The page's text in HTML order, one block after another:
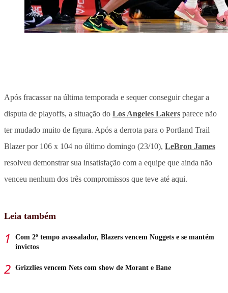
Após fracassar na última temporada e sequer conseguir chegar a
disputa de playoffs, a situação do Los Angeles Lakers parece não
ter mudado muito de figura. Após a derrota para o Portland Trail
Blazer por 106 x 104 no último domingo (23/10), LeBron James
resolveu demonstrar sua insatisfação com a equipe que ainda não
venceu nenhum dos três compromissos que teve até aqui.
Leia também
Com 2º tempo avassalador, Blazers vencem Nuggets e se mantém
invictos
Grizzlies vencem Nets com show de Morant e Bane